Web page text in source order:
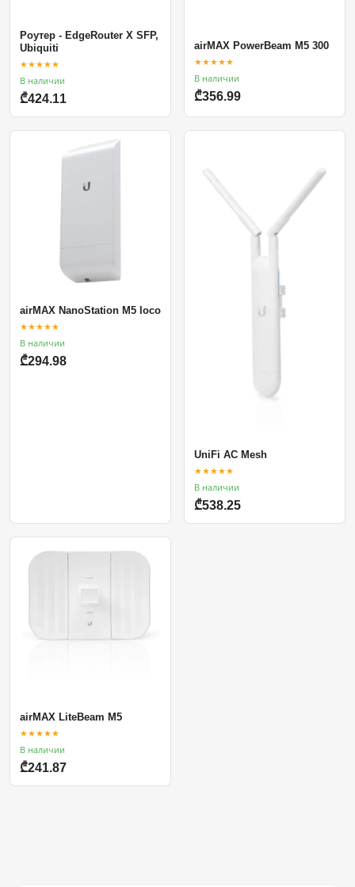
Роутер - EdgeRouter X SFP,
Ubiquiti
★★★★★
В наличии
₾424.11
airMAX PowerBeam M5 300
★★★★★
В наличии
₾356.99
airMAX NanoStation M5 loco
★★★★★
В наличии
₾294.98
UniFi AC Mesh
★★★★★
В наличии
₾538.25
airMAX LiteBeam M5
★★★★★
В наличии
₾241.87